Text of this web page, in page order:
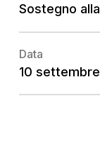
Sostegno
Data
10